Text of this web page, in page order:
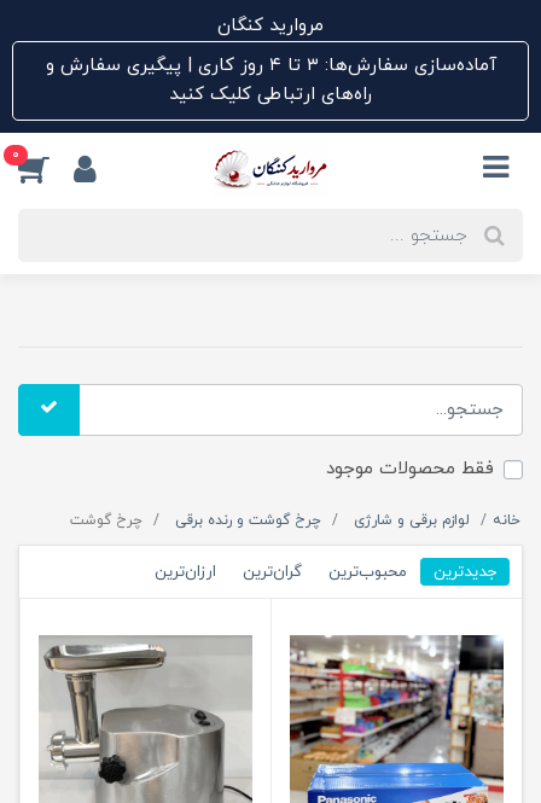
مروارید کنگان
آماده‌سازی سفارش‌ها: ۳ تا ۴ روز کاری | پیگیری سفارش و
راه‌های ارتباطی کلیک کنید
0
فقط محصولات موجود
خانه لوازم برقی و شارژی چرخ گوشت و رنده برقی چرخ گوشت
جدیدترین محبوب‌ترین گران‌ترین ارزان‌ترین